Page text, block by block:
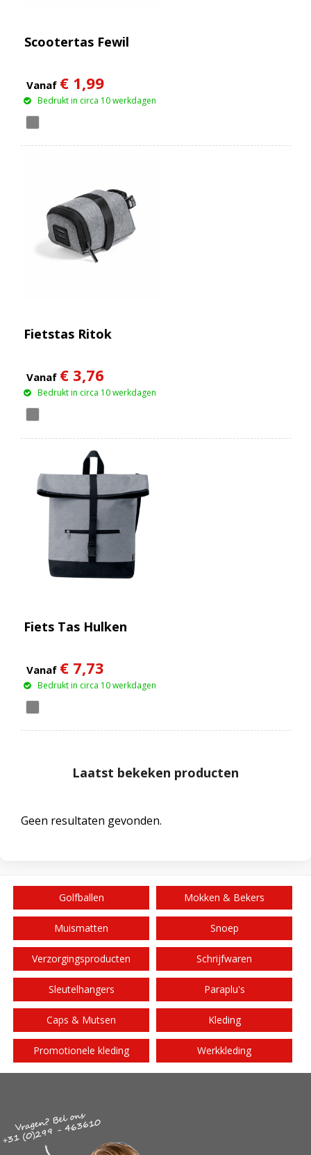
Scootertas Fewil
Vanaf € 1,99
Bedrukt in circa 10 werkdagen
Fietstas Ritok
Vanaf € 3,76
Bedrukt in circa 10 werkdagen
Fiets Tas Hulken
Vanaf € 7,73
Bedrukt in circa 10 werkdagen
Laatst bekeken producten
Geen resultaten gevonden.
Golfballen Mokken & Bekers
Muismatten Snoep
Verzorgingsproducten Schrijfwaren
Sleutelhangers Paraplu's
Caps & Mutsen Kleding
Promotionele kleding Werkkleding